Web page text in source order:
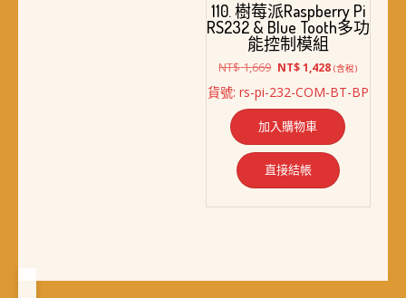
110. 樹莓派Raspberry Pi
RS232 & Blue Tooth多功
能控制模組
NT$1,669 原
價
NT$ 1,669。
NT$1,428目
價
格：
NT$ 1,428。
(含稅)
貨號: rs-pi-232-COM-BT-BP
加入購物車
直接結帳